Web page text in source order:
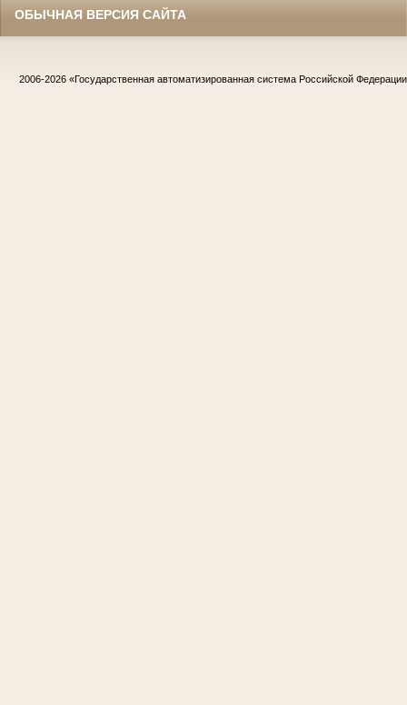
ОБЫЧНАЯ ВЕРСИЯ САЙТА
2006-2026 «Государственная автоматизированная система Российской